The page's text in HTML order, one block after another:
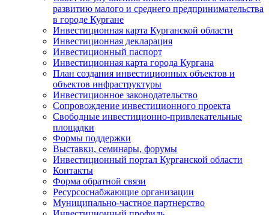
развитию малого и среднего предпринимательства
в городе Кургане
Инвестиционная карта Курганской области
Инвестиционная декларация
Инвестиционный паспорт
Инвестиционная карта города Кургана
План создания инвестиционных объектов и
объектов инфраструктуры
Инвестиционное законодательство
Сопровождение инвестиционного проекта
Свободные инвестиционно-привлекательные
площадки
Формы поддержки
Выставки, семинары, форумы
Инвестиционный портал Курганской области
Контакты
Форма обратной связи
Ресурсоснабжающие организации
Муниципально-частное партнерство